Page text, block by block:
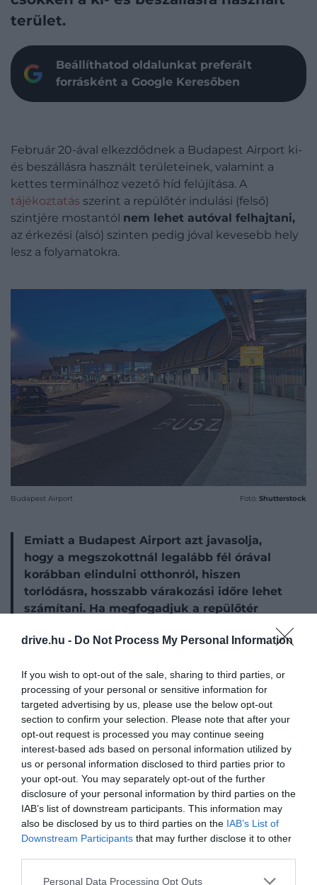
drive.hu - Do Not Process My Personal Information
If you wish to opt-out of the sale, sharing to third parties, or
processing of your personal or sensitive information for
targeted advertising by us, please use the below opt-out
section to confirm your selection. Please note that after your
opt-out request is processed you may continue seeing
interest-based ads based on personal information utilized by
us or personal information disclosed to third parties prior to
your opt-out. You may separately opt-out of the further
disclosure of your personal information by third parties on the
IAB’s list of downstream participants. This information may
also be disclosed by us to third parties on the IAB’s List of
Downstream Participants that may further disclose it to other
Please note that this website/app uses one or more Google
Personal Data Processing Opt Outs
terület.
Beállíthatod oldalunkat preferált
forrásként a Google Keresőben
Február 20-ával elkezdődnek a Budapest Airport ki-
és beszállásra használt területeinek, valamint a
kettes terminálhoz vezető híd felújítása. A
tájékoztatás szerint a repülőtér indulási (felső)
szintjére mostantól nem lehet autóval felhajtani,
az érkezési (alsó) szinten pedig jóval kevesebb hely
lesz a folyamatokra.
Budapest Airport Fotó: Shutterstock
Emiatt a Budapest Airport azt javasolja,
hogy a megszokottnál legalább fél órával
korábban elindulni otthonról, hiszen
torlódásra, hosszabb várakozási időre lehet
számítani. Ha megfogadjuk a repülőtér
órával gépünk felszállása előtt érkezünk
A Budapest Airport felhívja rá a figyelmet, hogya